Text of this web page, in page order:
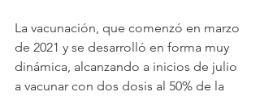
La vacunación, que comenzó en marzo
de 2021 y se desarrolló en forma muy
dinámica, alcanzando a inicios de julio
a vacunar con dos dosis al 50% de la